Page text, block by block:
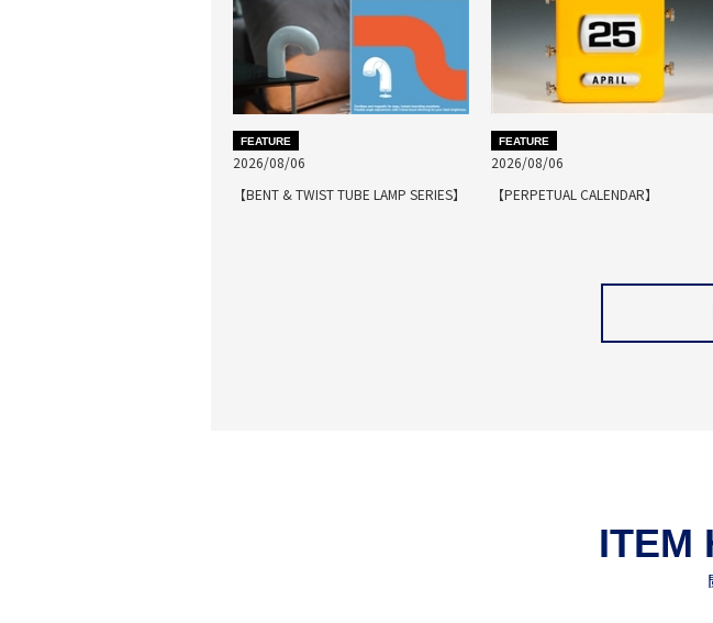
FEATURE
2026/08/06
【BENT & TWIST TUBE LAMP SERIES】
FEATURE
2026/08/06
【PERPETUAL CALENDAR】